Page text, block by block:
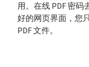
用。在线 PDF 密
好的网页界面，您
PDF 文件。